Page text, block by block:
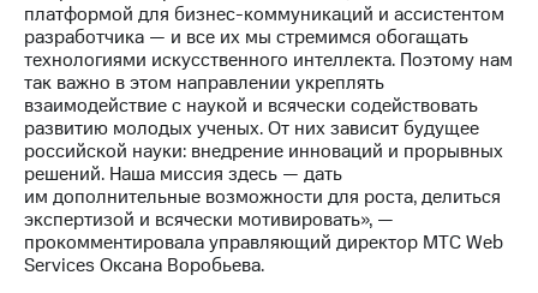
платформой для бизнес-коммуникаций и ассистентом
разработчика — и все их мы стремимся обогащать
технологиями искусственного интеллекта. Поэтому нам
так важно в этом направлении укреплять
взаимодействие с наукой и всячески содействовать
развитию молодых ученых. От них зависит будущее
российской науки: внедрение инноваций и прорывных
решений. Наша миссия здесь — дать
им дополнительные возможности для роста, делиться
экспертизой и всячески мотивировать», —
прокомментировала управляющий директор МТС Web
Services Оксана Воробьева.